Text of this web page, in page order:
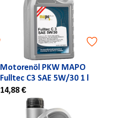
Motorenöl PKW MAPO
Fulltec C3 SAE 5W/30 1 l
14,88 €